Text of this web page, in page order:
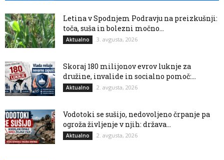
Letina v Spodnjem Podravju na preizkušnji:
toča, suša in bolezni močno...
Aktualno 3. avgusta, 2026
Skoraj 180 milijonov evrov luknje za
družine, invalide in socialno pomoč:...
Aktualno 2. avgusta, 2026
Vodotoki se sušijo, nedovoljeno črpanje pa
ogroža življenje v njih: država...
Aktualno 2. avgusta, 2026